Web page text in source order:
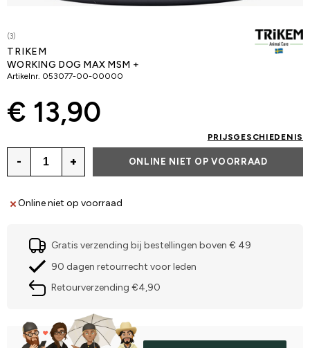
(3)
TRIKEM
WORKING DOG MAX MSM +
Artikelnr. 053077-00-00000
€ 13,90
PRIJSGESCHIEDENIS
- + ONLINE NIET OP VOORRAAD
Online niet op voorraad
Gratis verzending bij bestellingen boven € 49
90 dagen retourrecht voor leden
Retourverzending €4,90